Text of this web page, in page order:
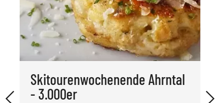
Skitourenwochenende Ahrntal
- 3.000er